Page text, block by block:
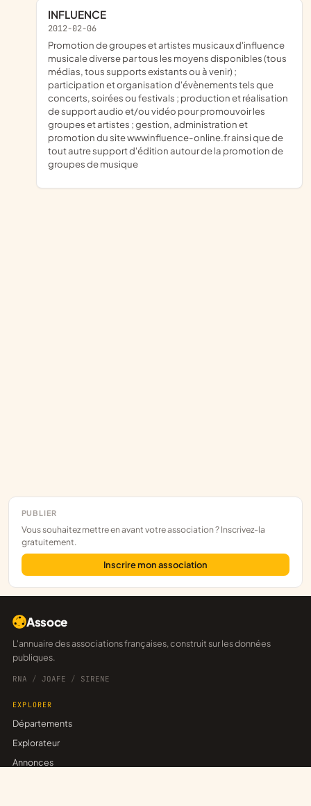
PUBLIER
Vous souhaitez mettre en avant votre association ? Inscrivez-la
gratuitement.
Inscrire mon association
INFLUENCE
2012-02-06
promotion de groupes et artistes musicaux d'influence
musicale diverse par tous les moyens disponibles (tous
médias, tous supports existants ou à venir) ;
participation et organisation d'évènements tels que
concerts, soirées ou festivals ; production et réalisation
de support audio et/ou vidéo pour promouvoir les
groupes et artistes ; gestion, administration et
promotion du site wwwinfluence-online.fr ainsi que de
tout autre support d'édition autour de la promotion de
groupes de musique
Assoce
L'annuaire des associations françaises, construit sur les données
publiques.
RNA / JOAFE / SIRENE
EXPLORER
Départements
Explorateur
Annonces